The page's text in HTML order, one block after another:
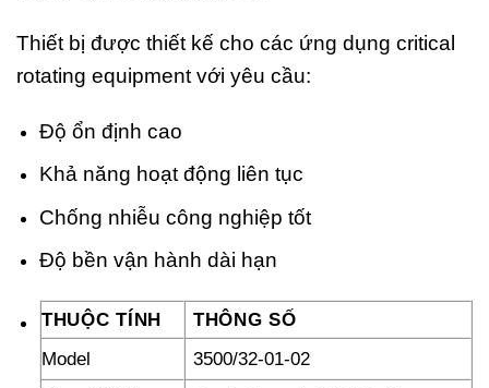
Thiết bị được thiết kế cho các ứng dụng critical
rotating equipment với yêu cầu:
Độ ổn định cao
Khả năng hoạt động liên tục
Chống nhiễu công nghiệp tốt
Độ bền vận hành dài hạn
THUỘC TÍNH
THÔNG SỐ
Model
3500/32-01-02